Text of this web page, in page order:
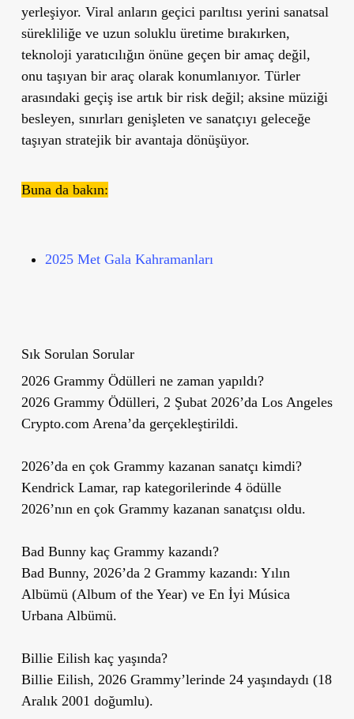
yerleşiyor. Viral anların geçici parıltısı yerini sanatsal
sürekliliğe ve uzun soluklu üretime bırakırken,
teknoloji yaratıcılığın önüne geçen bir amaç değil,
onu taşıyan bir araç olarak konumlanıyor. Türler
arasındaki geçiş ise artık bir risk değil; aksine müziği
besleyen, sınırları genişleten ve sanatçıyı geleceğe
taşıyan stratejik bir avantaja dönüşüyor.
Buna da bakın:
2025 Met Gala Kahramanları
Sık Sorulan Sorular
2026 Grammy Ödülleri ne zaman yapıldı?
2026 Grammy Ödülleri, 2 Şubat 2026’da Los Angeles
Crypto.com Arena’da gerçekleştirildi.
2026’da en çok Grammy kazanan sanatçı kimdi?
Kendrick Lamar, rap kategorilerinde 4 ödülle
2026’nın en çok Grammy kazanan sanatçısı oldu.
Bad Bunny kaç Grammy kazandı?
Bad Bunny, 2026’da 2 Grammy kazandı: Yılın
Albümü (Album of the Year) ve En İyi Música
Urbana Albümü.
Billie Eilish kaç yaşında?
Billie Eilish, 2026 Grammy’lerinde 24 yaşındaydı (18
Aralık 2001 doğumlu).